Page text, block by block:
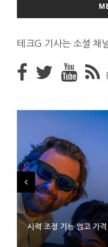
테크G 기사는 소셜 채
시력 조정 기능 얹고 가
D램 부족에 10억달러
300~400달러